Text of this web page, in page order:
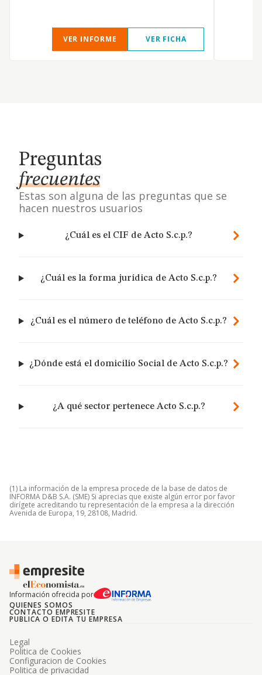
VER INFORME VER FICHA
Preguntas
frecuentes
Estas son alguna de las preguntas que se
hacen nuestros usuarios
¿Cuál es el CIF de Acto S.c.p.?
¿Cuál es la forma jurídica de Acto S.c.p.?
¿Cuál es el número de teléfono de Acto S.c.p.?
¿Dónde está el domicilio Social de Acto S.c.p.?
¿A qué sector pertenece Acto S.c.p.?
(1) La información de la empresa procede de la base de datos de
INFORMA D&B S.A. (SME) Si aprecias que existe algún error por favor
dirígete acreditando tu representación de la empresa a la dirección
Avenida de Europa, 19, 28108, Madrid.
Información ofrecida por
QUIENES SOMOS
CONTACTO EMPRESITE
PUBLICA O EDITA TU EMPRESA
Legal
Politica de Cookies
Configuracion de Cookies
Politica de privacidad